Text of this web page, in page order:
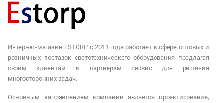
Интернет-магазин ESTORP с 2011 года работает в сфере оптовых и
розничных поставок светотехнического оборудования предлагая
своим клиентам и партнерам сервис для решения
многосторонних задач.
Основным направлением компании является проектирование,